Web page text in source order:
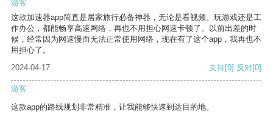
游客
这款加速器app简直是居家旅行必备神器，无论是看视频、玩游戏还是工
作办公，都能畅享高速网络，再也不用担心网速卡顿了。以前出差的时
候，经常因为网速慢而无法正常使用网络，现在有了这个app，我再也不
用担心了。
2024-04-17
支持[0] 反对[0]
游客
这款app的路线规划非常精准，让我能够快速到达目的地。